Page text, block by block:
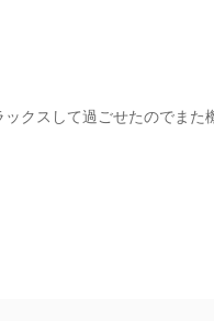
ックスして過ごせたので